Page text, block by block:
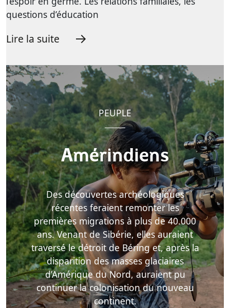
questions d’éducation
Lire la suite
PEUPLE
Amérindiens
Des découvertes archéologiques
récentes feraient remonter les
premières migrations à plus de 40.000
ans. Venant de Sibérie, elles auraient
traversé le détroit de Béring et, après la
disparition des masses glaciaires
d’Amérique du Nord, auraient pu
continuer la colonisation du nouveau
continent.